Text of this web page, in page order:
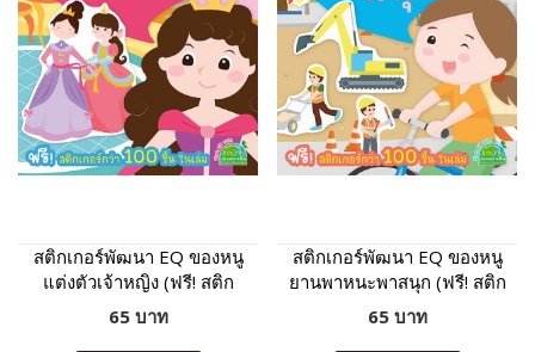
สติกเกอร์พัฒนา EQ ของหนู
แต่งตัวเจ้าหญิง (ฟรี! สติก
เกอร์กว่า 100 ชิ้น ในเล่ม)
65 บาท
สติกเกอร์พัฒนา EQ ของหนู
ยานพาหนะพาสนุก (ฟรี! สติก
เกอร์กว่า 100 ชิ้น ในเล่ม)
65 บาท